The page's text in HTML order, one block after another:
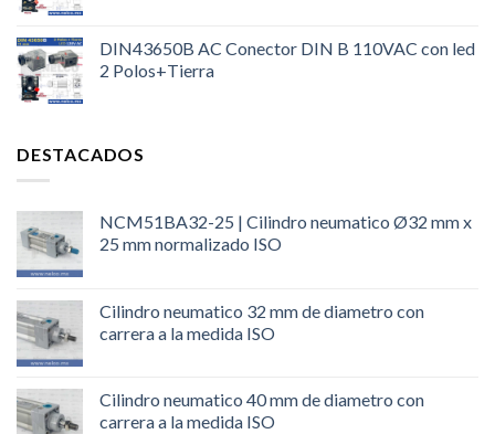
DIN43650B AC Conector DIN B 110VAC con led
2 Polos+Tierra
DESTACADOS
NCM51BA32-25 | Cilindro neumatico Ø32 mm x
25 mm normalizado ISO
Cilindro neumatico 32 mm de diametro con
carrera a la medida ISO
Cilindro neumatico 40 mm de diametro con
carrera a la medida ISO